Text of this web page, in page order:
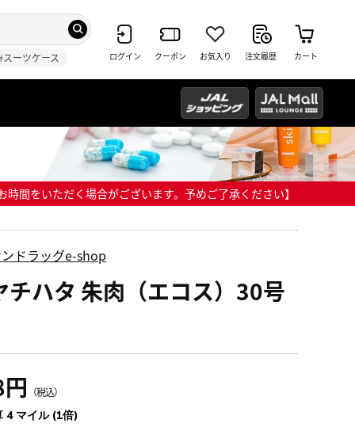
スーツケース ログイン クーポン お気入り 注文履歴 カート
間をいただく場合がございます。予めご了承ください】
ドラッグe-shop
チハタ 朱肉（エコス）30号
（税込）
4 マイル (1倍)